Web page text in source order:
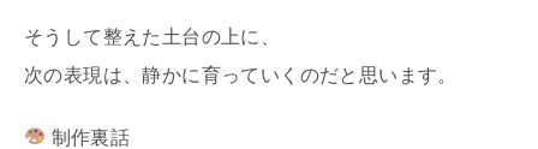
そうして整えた土台の上に、
次の表現は、静かに育っていくのだと思います。
制作裏話